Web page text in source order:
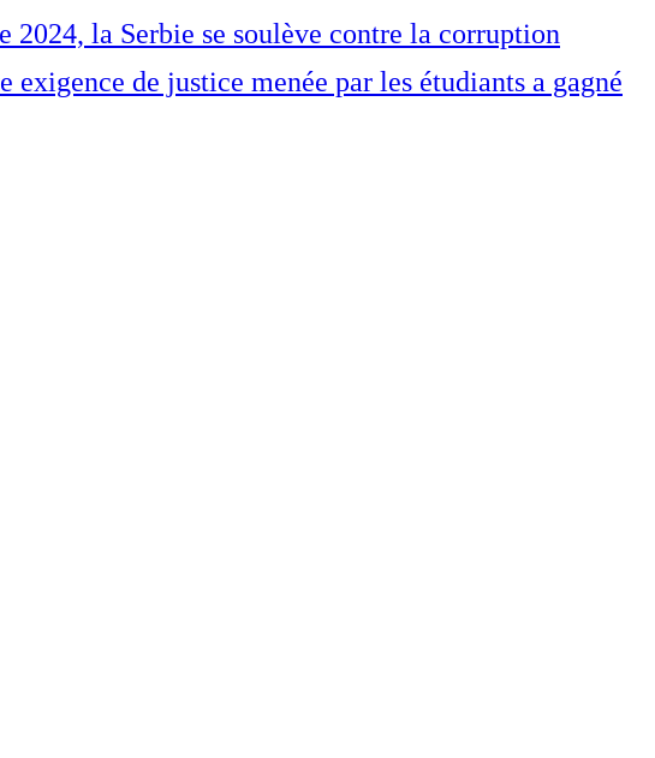
2024, la Serbie se soulève contre la corruption
de justice menée par les étudiants a gagné